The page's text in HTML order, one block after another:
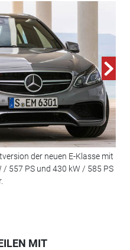
der neuen E-Klasse mit
557 PS und 430 kW / 585 PS
MIT